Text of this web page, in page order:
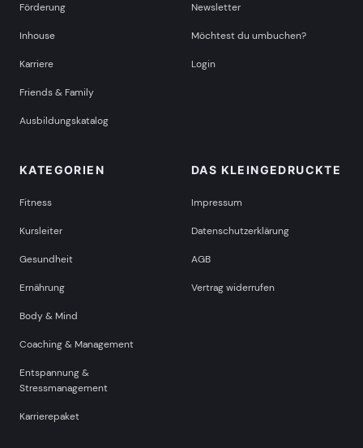
Förderung
Inhouse
Karriere
Friends & Family
Ausbildungskatalog
Newsletter
Möchtest du umbuchen?
Login
KATEGORIEN
Fitness
Kursleiter
Gesundheit
Ernährung
Body & Mind
Coaching & Management
Entspannung &
Stressmanagement
Karrierepaket
DAS KLEINGEDRUCKTE
Impressum
Datenschutzerklärung
AGB
Vertrag widerrufen